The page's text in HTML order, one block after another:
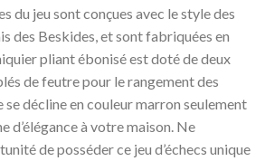
du jeu sont conçues avec le style des
des Beskides, et sont fabriquées en
pliant ébonisé est doté de deux
de feutre pour le rangement des
se décline en couleur marron seulement
d’élégance à votre maison. Ne
de posséder ce jeu d’échecs unique